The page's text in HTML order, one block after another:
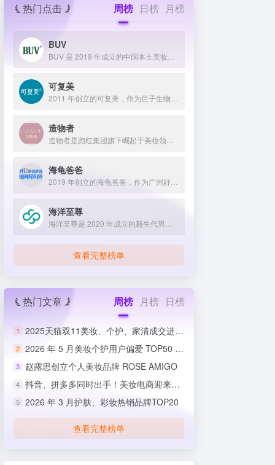
热门点击 周榜 日榜 月榜
BUV
可复美
造物者
海龟爸爸
海洋至尊
查看完整榜单
热门文章 周榜 月榜 日榜
1 2025天猫双11美妆、个护、家清成交进度排行榜
2 2026 年 5 月美妆个护用户偏爱 TOP50 榜单出炉
3 赵露思创立个人美妆品牌 ROSE AMIGO
4 抖音、拼多多同时出手！美妆电商迎来史上最严整治
5 2026 年 3 月护肤、彩妆热销品牌TOP20
查看完整榜单